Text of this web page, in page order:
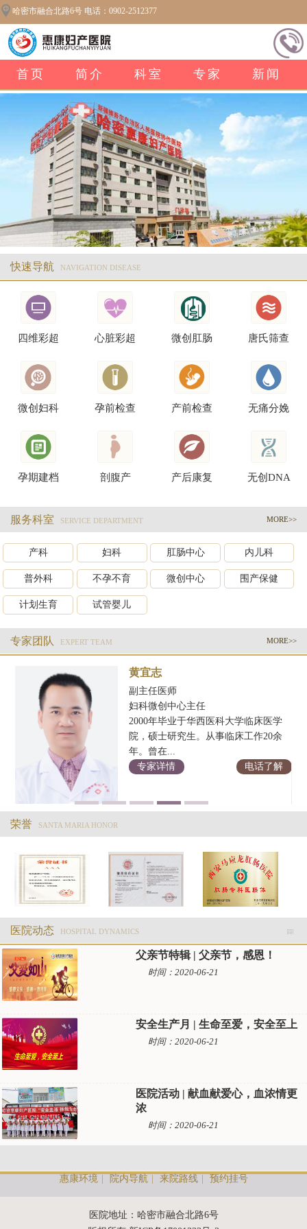
哈密市融合北路6号 电话：0902-2512377
首页 简介 科室 专家 新闻
快速导航 NAVIGATION DISEASE
四维彩超 心脏彩超 微创肛肠 唐氏筛查
微创妇科 孕前检查 产前检查 无痛分娩
孕期建档 剖腹产 产后康复 无创DNA
服务科室 SERVICE DEPARTMENT MORE>>
产科 妇科 肛肠中心 内儿科
普外科 不孕不育 微创中心 围产保健
计划生育 试管婴儿
专家团队 EXPERT TEAM MORE>>
黄宜志
副主任医师
妇科微创中心主任
2000年毕业于华西医科大学临床医学
院，硕士研究生。从事临床工作20余
年。曾在...
专家详情
电话了解
荣誉 SANTA MARIA HONOR
医院动态 HOSPITAL DYNAMICS
父亲节特辑 | 父亲节，感恩！
时间：2020-06-21
安全生产月 | 生命至爱，安全至上
时间：2020-06-21
医院活动 | 献血献爱心，血浓情更
浓
时间：2020-06-21
惠康环境 | 院内导航 | 来院路线 | 预约挂号
医院地址：哈密市融合北路6号